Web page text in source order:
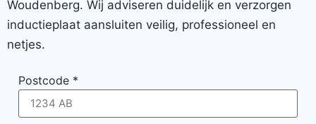
Woudenberg. Wij adviseren duidelijk en verzorgen
inductieplaat aansluiten veilig, professioneel en
netjes.
Postcode *